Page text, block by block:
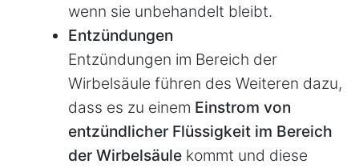
wenn sie unbehandelt bleibt.
Entzündungen
Entzündungen im Bereich der
Wirbelsäule führen des Weiteren dazu,
dass es zu einem Einstrom von
entzündlicher Flüssigkeit im Bereich
der Wirbelsäule kommt und diese